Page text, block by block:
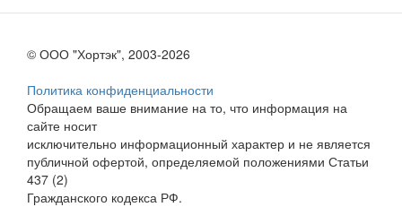
© ООО "Хортэк", 2003-2026
Политика конфиденциальности
Обращаем ваше внимание на то, что информация на
сайте носит
исключительно информационный характер и не является
публичной офертой, определяемой положениями Статьи
437 (2)
Гражданского кодекса РФ.